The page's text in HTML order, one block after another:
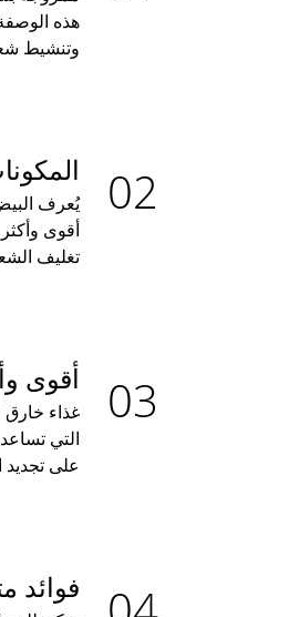
هذه
وتنشيط
يُعرف
أقوى
تغليف
أقوى
التي
على
فوائد